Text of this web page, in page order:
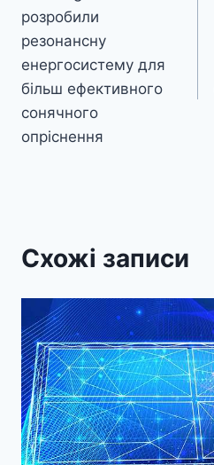
розробили
резонансну
енергосистему для
більш ефективного
сонячного
опріснення
Схожі записи